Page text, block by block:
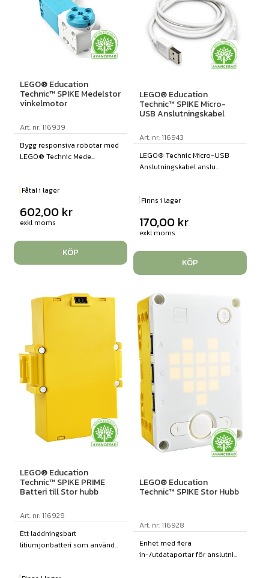
LEGO® Education
Technic™ SPIKE Medelstor
vinkelmotor
Art. nr: 116939
Bygg responsiva robotar med
LEGO® Technic Mede...
Fåtal i lager
602,00 kr
exkl moms
KÖP
LEGO® Education
Technic™ SPIKE Micro-
USB Anslutningskabel
Art. nr: 116943
LEGO® Technic Micro-USB
Anslutningskabel anslu...
Finns i lager
170,00 kr
exkl moms
KÖP
LEGO® Education
Technic™ SPIKE PRIME
Batteri till Stor hubb
Art. nr: 116929
Ett laddningsbart
litiumjonbatteri som använd...
LEGO® Education
Technic™ SPIKE Stor Hubb
Art. nr: 116928
Enhet med flera
in-/utdataportar för anslutni...